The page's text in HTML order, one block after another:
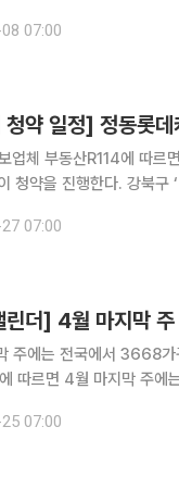
호수공원(1·2BL)’ 등은 2
07:00
청약 일정] 정동롯
업체 부동산R114에 따르
‘더리치먼드미아’, 인천 남동구 ‘힐스테이트구월아트파크’는
트럴아이파크‘, 대구 수성
07:00
린더] 4월 마지막
주에는 전국에서 3668
따르면 4월 마지막 주
에는 서울 마포구 공덕역
07:00